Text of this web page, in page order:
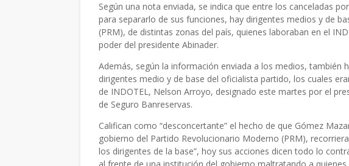
Según una nota enviada, se indica que entre los canceladas
para separarlo de sus funciones, hay dirigentes medios y de
(PRM), de distintas zonas del país, quienes laboraban en el
poder del presidente Abinader.
Además, según la información enviada a los medios, también
dirigentes medio y de base del oficialista partido, los cuales
de INDOTEL, Nelson Arroyo, designado este martes por el
de Seguro Banreservas.
Califican como “desconcertante” el hecho de que Gómez
gobierno del Partido Revolucionario Moderno (PRM),
los dirigentes de la base”, hoy sus acciones dicen todo lo